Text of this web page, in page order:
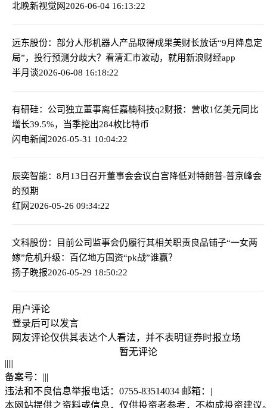
北晚新视觉网2026-06-04 16:13:22
远东股份：部分人形机器人产品取得成果美财长放话“9月降息定
局”，投行预测分歧大？看清汇市波动，就用新浪财经app
半月谈2026-06-08 16:18:22
有研硅：公司独立董事离任嘉楠科技q2财报：营收1亿美元同比
增长39.5%，当季挖出284枚比特币
闪电新闻2026-05-31 10:04:22
辰奕智能：8月13日召开董事会会议白宫降低对特朗普-普京峰会
的预期
红网2026-05-26 09:34:22
文科股份：目前公司监事会仍履行其相关职责良品铺子“一女两
嫁”危机升级：百亿地方国资“pk战”谁赢？
扬子晚报2026-05-29 18:50:22
用户评论
登录后可以发言
网友评论仅供其表达个人看法，并不表明证券时报立场
暂无评论
|||||
备案号： |||
违法和不良信息举报电话：0755-83514034 邮箱： |
本网站提供之资料或信息，仅供投资者参考，不构成投资建议